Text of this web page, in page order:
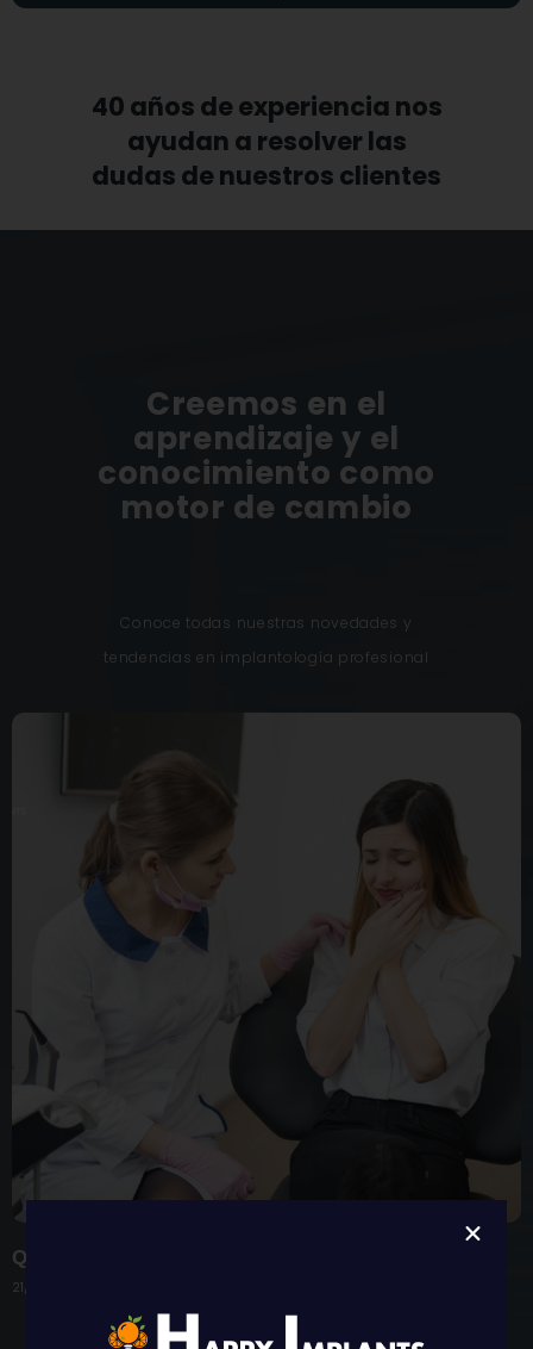
40 años de experiencia nos
ayudan a resolver las
dudas de nuestros clientes
Creemos en el
aprendizaje y el
conocimiento como
motor de cambio
Conoce todas nuestras novedades y
tendencias en implantología profesional
Qué hacer si te duelen los implantes dentales
21/02/2022